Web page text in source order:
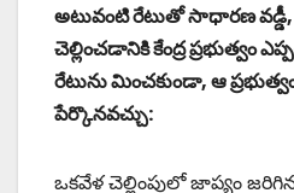
అటువంటి రేటుతో సాధారణ వడ్డీ,
చెల్లించడానికి కేంద్ర ప్రభుత్వం
రేటును మించకుండా, ఆ
పేర్కొనవచ్చు:
ఒకవేళ చెల్లింపులో జాప్యం